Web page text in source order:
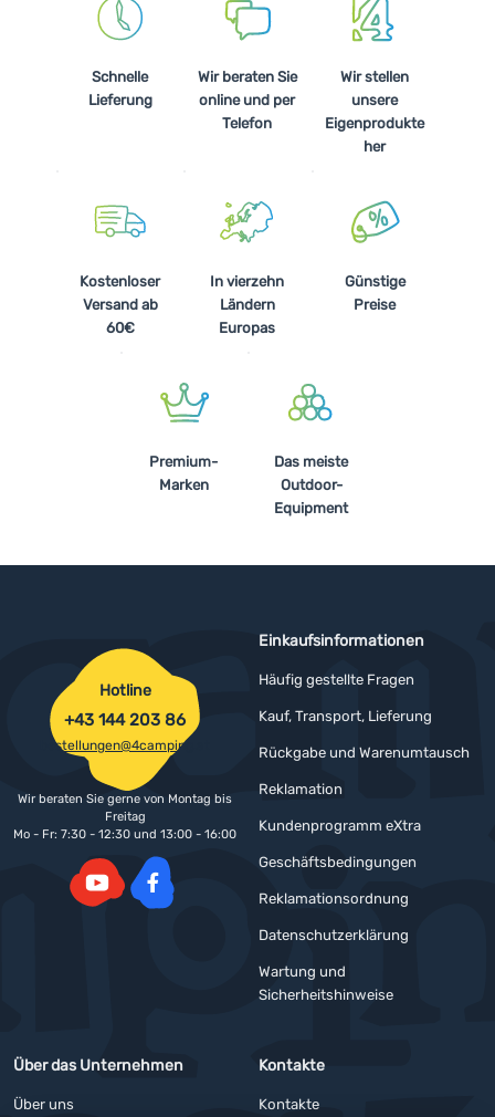
Schnelle
Lieferung
Wir beraten Sie
online und per
Telefon
Wir stellen
unsere
Eigenprodukte
her
Kostenloser
Versand ab
60€
In vierzehn
Ländern
Europas
Günstige
Preise
Premium-
Marken
Das meiste
Outdoor-
Equipment
Einkaufsinformationen
Häufig gestellte Fragen
Kauf, Transport, Lieferung
Rückgabe und Warenumtausch
Reklamation
Kundenprogramm eXtra
Geschäftsbedingungen
Reklamationsordnung
Datenschutzerklärung
Wartung und
Sicherheitshinweise
Über das Unternehmen
Über uns
Kontakte
Kontakte
Hotline
+43 144 203 86
bestellungen@4camping.at
Wir beraten Sie gerne von Montag bis
Freitag
Mo - Fr: 7:30 - 12:30 und 13:00 - 16:00